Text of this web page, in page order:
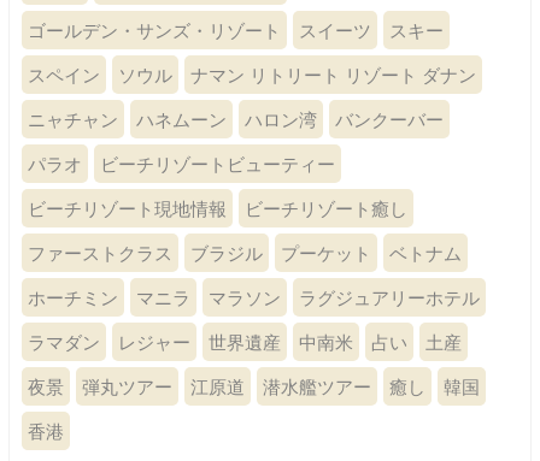
ゴールデン・サンズ・リゾート
スイーツ
スキー
スペイン
ソウル
ナマン リトリート リゾート ダナン
ニャチャン
ハネムーン ハロン湾
バンクーバー
パラオ
ビーチリゾートビューティー
ビーチリゾート現地情報
ビーチリゾート癒し
ファーストクラス
ブラジル プーケット
ベトナム
ホーチミン
マニラ マラソン
ラグジュアリーホテル
ラマダン
レジャー 世界遺産 中南米 占い
土産
夜景
弾丸ツアー 江原道 潜水艦ツアー 癒し
韓国
香港